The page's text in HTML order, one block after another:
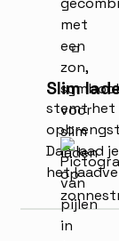
Slim
stemt het
Dan laad
het